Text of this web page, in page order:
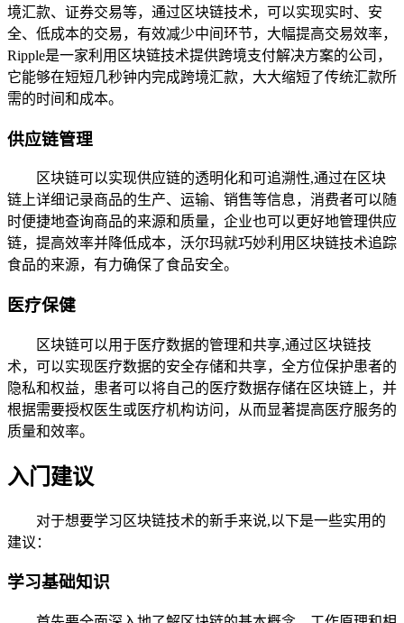
境汇款、证券交易等，通过区块链技术，可以实现实时、安
全、低成本的交易，有效减少中间环节，大幅提高交易效率，
Ripple是一家利用区块链技术提供跨境支付解决方案的公司，
它能够在短短几秒钟内完成跨境汇款，大大缩短了传统汇款所
需的时间和成本。
供应链管理
区块链可以实现供应链的透明化和可追溯性,通过在区块
链上详细记录商品的生产、运输、销售等信息，消费者可以随
时便捷地查询商品的来源和质量，企业也可以更好地管理供应
链，提高效率并降低成本，沃尔玛就巧妙利用区块链技术追踪
食品的来源，有力确保了食品安全。
医疗保健
区块链可以用于医疗数据的管理和共享,通过区块链技
术，可以实现医疗数据的安全存储和共享，全方位保护患者的
隐私和权益，患者可以将自己的医疗数据存储在区块链上，并
根据需要授权医生或医疗机构访问，从而显著提高医疗服务的
质量和效率。
入门建议
对于想要学习区块链技术的新手来说,以下是一些实用的
建议：
学习基础知识